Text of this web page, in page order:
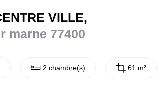
VILLE,
marne 77400
2 chambre(s) 61 m²